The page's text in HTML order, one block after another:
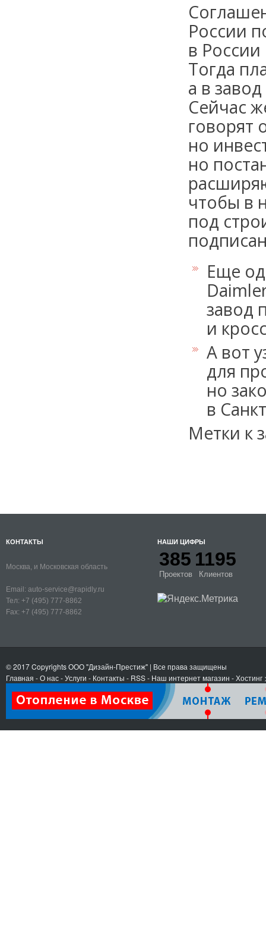
России
в
Тогда
а в
Сейчас
говорят
но
но
чтобы в
под
Еще
завод
и
А вот
для
но
в
Метки к
КОНТАКТЫ
Москва, и Московская область
Email: auto-service@rapidly.ru
Тел: +7 (495) 777-8862
Fax: +7 (495) 777-8862
НАШИ ЦИФРЫ
385
Проектов
1195
Клиентов
© 2017 CopyrightsООО "Дизайн-Престиж" | Все права защищены
Главная -О нас-Услуги - Контакты - RSS- Наш интернет магазин -Хостинг